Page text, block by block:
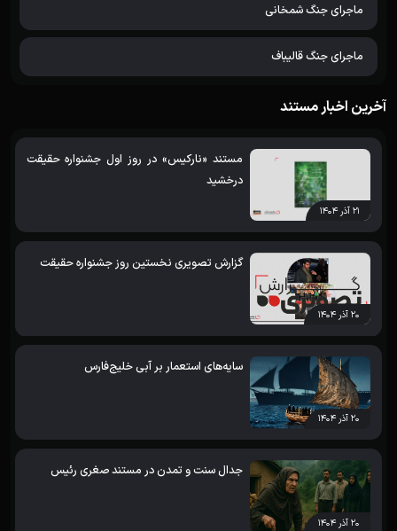
ماجرای جنگ شمخانی
ماجرای جنگ قالیباف
آخرین اخبار مستند
۲۱ آذر ۱۴۰۴
مستند «نارکیس» در روز اول جشنواره حقیقت
درخشید
۲۰ آذر ۱۴۰۴
گزارش تصویری نخستین روز جشنواره حقیقت
۲۰ آذر ۱۴۰۴
سایه‌های استعمار بر آبی خلیج‌فارس
۲۰ آذر ۱۴۰۴
جدال سنت و تمدن در مستند صغری رئیس